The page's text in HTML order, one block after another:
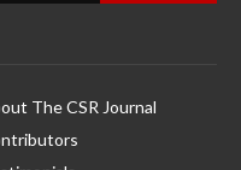
The CSR Journal